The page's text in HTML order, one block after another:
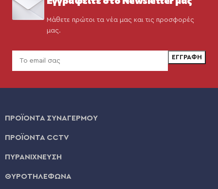
Μάθετε πρώτοι τα νέα μας και τις προσφορές
μας.
ΠΡΟΪΟΝΤΑ ΣΥΝΑΓΕΡΜΟΥ
ΠΡΟΪΟΝΤΑ CCTV
ΠΥΡΑΝΙΧΝΕΥΣΗ
ΘΥΡΟΤΗΛΕΦΩΝΑ